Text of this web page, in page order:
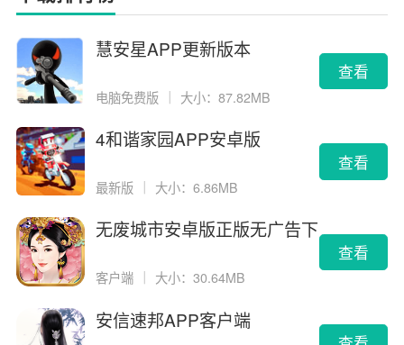
慧安星APP更新版本
电脑免费版 ｜ 大小：87.82MB
查看
4和谐家园APP安卓版
最新版 大小：6.86MB
查看
无废城市安卓版正版无广告下
客户端 大小：30.64MB
查看
安信速邦APP客户端